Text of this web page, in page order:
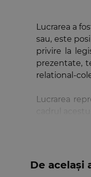
Lucrarea a
sau, este
privire la
prezentate,
relational-
Lucrarea
intern,
mai unitar
De același